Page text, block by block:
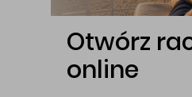
Otwórz
online